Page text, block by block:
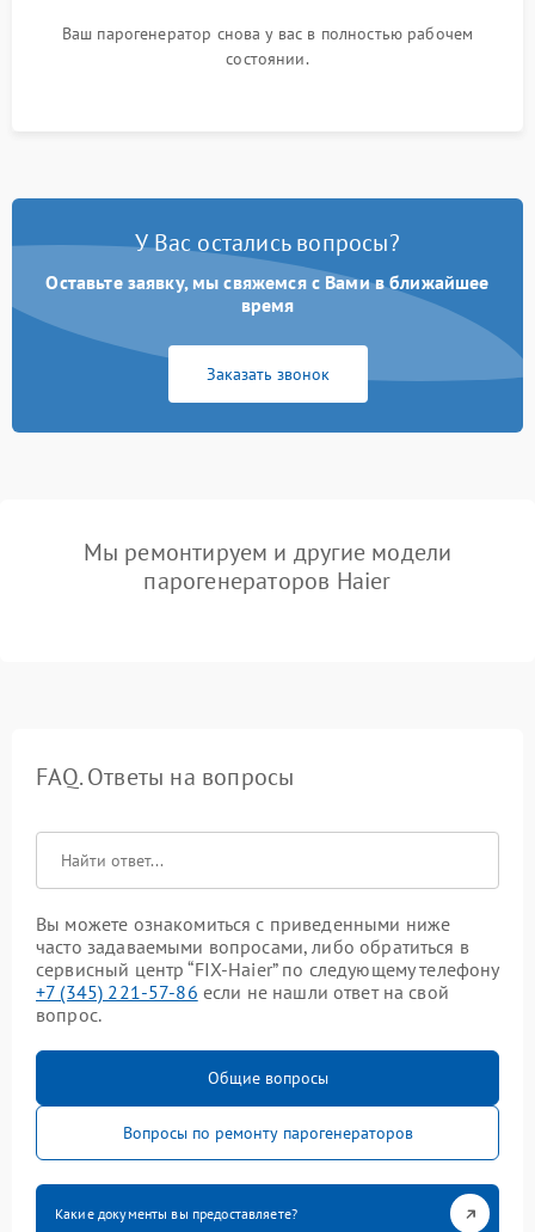
Ваш парогенератор снова у вас в полностью рабочем
состоянии.
У Вас остались вопросы?
Оставьте заявку, мы свяжемся с Вами в ближайшее
время
Заказать звонок
Мы ремонтируем и другие модели
парогенераторов Haier
FAQ. Ответы на вопросы
Вы можете ознакомиться с приведенными ниже
часто задаваемыми вопросами, либо обратиться в
сервисный центр “FIX-Haier” по следующему телефону
+7 (345) 221-57-86 если не нашли ответ на свой
вопрос.
Общие вопросы
Вопросы по ремонту парогенераторов
Какие документы вы предоставляете?